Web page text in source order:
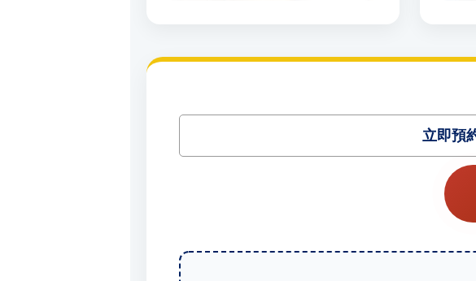
立即預